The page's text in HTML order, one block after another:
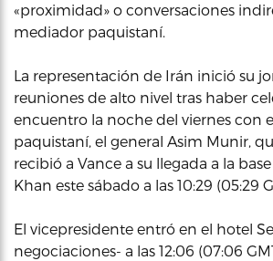
«proximidad» o conversaciones
mediador paquistaní.
La representación de Irán inició su
reuniones de alto nivel tras haber
encuentro la noche del viernes con
paquistaní, el general Asim Munir,
recibió a Vance a su llegada a la
Khan este sábado a las 10:29 (05:29
El vicepresidente entró en el hotel
negociaciones- a las 12:06 (07:06